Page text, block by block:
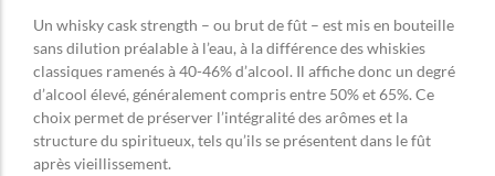
Un whisky cask strength – ou brut de fût – est mis en bouteille
sans dilution préalable à l’eau, à la différence des whiskies
classiques ramenés à 40-46% d’alcool. Il affiche donc un degré
d’alcool élevé, généralement compris entre 50% et 65%. Ce
choix permet de préserver l’intégralité des arômes et la
structure du spiritueux, tels qu’ils se présentent dans le fût
après vieillissement.